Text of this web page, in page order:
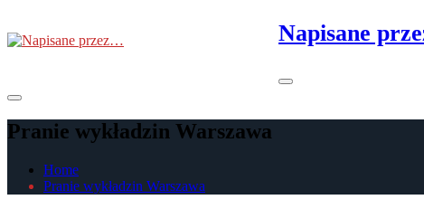
to
the
Napisane
Pranie wykładzin Warszawa
Home
Pranie wykładzin Warszawa